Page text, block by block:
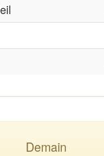
Demain